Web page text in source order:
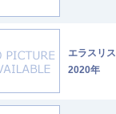
エラスリ
2020年